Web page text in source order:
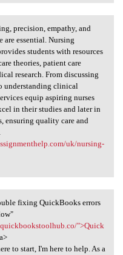
precision, empathy, and
are essential. Nursing
students with resources
theories, patient care
research. From discussing
understanding clinical
equip aspiring nurses
in their studies and later in
ensuring quality care and
uk/nursing-
trouble
fixing QuickBooks errors
">Quick
to start, I'm here to help. As a